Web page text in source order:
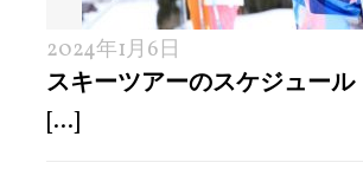
2024年1月6日
スキーツアーのスケジュール
[...]